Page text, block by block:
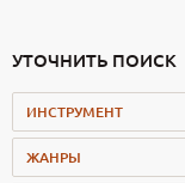
УТОЧНИТЬ ПОИСК
ИНСТРУМЕНТ
ЖАНРЫ